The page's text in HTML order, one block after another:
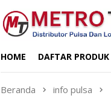
HOME DAFTAR PRODUK
Beranda info pulsa